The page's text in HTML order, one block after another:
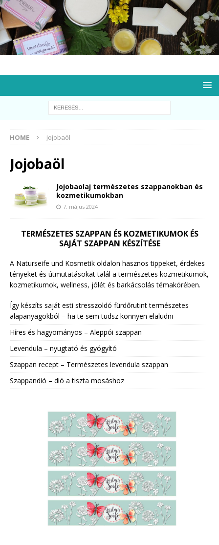
HOME Jojobaöl
Jojobaöl
Jojobaolaj természetes szappanokban és
kozmetikumokban
7. május 2024
TERMÉSZETES SZAPPAN ÉS KOZMETIKUMOK ÉS
SAJÁT SZAPPAN KÉSZÍTÉSE
A Naturseife und Kosmetik oldalon hasznos tippeket, érdekes
tényeket és útmutatásokat talál a természetes kozmetikumok,
kozmetikumok, wellness, jólét és barkácsolás témakörében.
Így készíts saját esti stresszoldó fürdőrutint természetes
alapanyagokból – ha te sem tudsz könnyen elaludni
Híres és hagyományos – Aleppói szappan
Levendula – nyugtató és gyógyító
Szappan recept – Természetes levendula szappan
Szappandió – dió a tiszta mosáshoz